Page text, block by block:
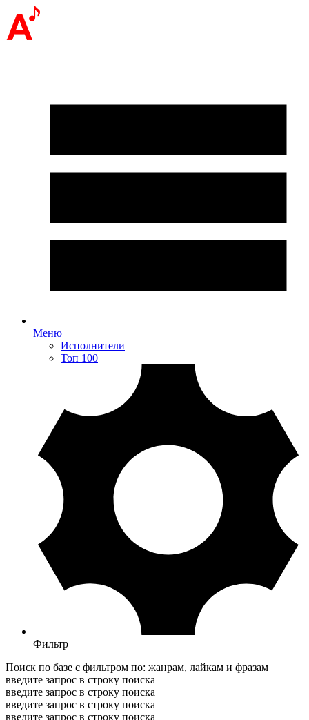
Меню
Исполнители
Топ 100
Фильтр
Поиск по базе с фильтром по: жанрам, лайкам и фразам
введите запрос в строку поиска
введите запрос в строку поиска
введите запрос в строку поиска
введите запрос в строку поиска